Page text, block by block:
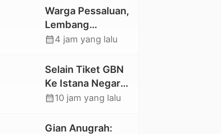
Warga Pessaluan,
Lembang
Gandangbatu
Jalan Kabupaten
calendar_month4 jam yang lalu
Selain Tiket GBN
Ke Istana Negara,
Mahasiswa UKI
juga Lolos ke
calendar_month10 jam yang lalu
Gian Anugrah: